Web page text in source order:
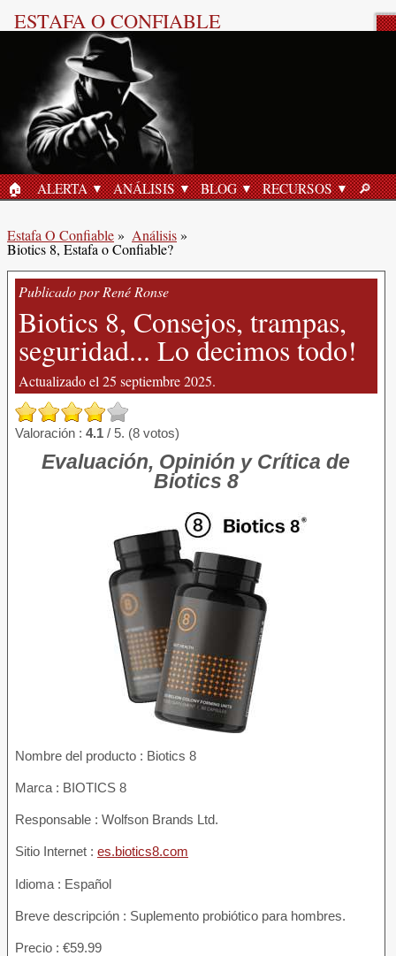
ESTAFA O CONFIABLE
INICIO
🏠︎ ALERTA ANÁLISIS BLOG RECURSOS 🔎︎
Estafa O Confiable» Análisis»
Biotics 8, Estafa o Confiable?
Publicado por René Ronse
Biotics 8, Consejos, trampas,
seguridad... Lo decimos todo!
Actualizado el 25 septiembre 2025.
Valoración : 4.1 / 5. (8 votos)
Evaluación, Opinión y Crítica de
Biotics 8
Nombre del producto : Biotics 8
Marca : BIOTICS 8
Responsable : Wolfson Brands Ltd.
Sitio Internet : es.biotics8.com
Idioma : Español
Breve descripción : Suplemento probiótico para hombres.
Precio : €59.99